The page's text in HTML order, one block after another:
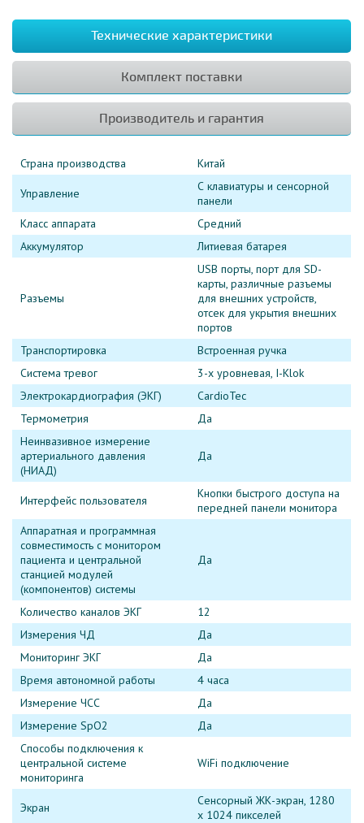
Технические характеристики
Комплект поставки
Производитель и гарантия
Страна производства Китай
Управление
С клавиатуры и сенсорной
панели
Класс аппарата
Средний
Аккумулятор
Литиевая батарея
Разъемы
USB порты, порт для SD-
карты, различные разъемы
для внешних устройств,
отсек для укрытия внешних
портов
Транспортировка
Встроенная ручка
Система тревог
3-х уровневая, I-Klok
Электрокардиография (ЭКГ)
CardioTec
Термометрия
Да
Неинвазивное измерение
артериального давления
(НИАД)
Да
Интерфейс пользователя
Кнопки быстрого доступа на
передней панели монитора
Аппаратная и программная
совместимость с монитором
пациента и центральной
станцией модулей
(компонентов) системы
Да
Количество каналов ЭКГ
12
Измерения ЧД
Да
Мониторинг ЭКГ
Да
Время автономной работы
4 часа
Измерение ЧСС
Да
Измерение SpO2
Да
Способы подключения к
центральной системе
мониторинга
WiFi подключение
Экран
Сенсорный ЖК-экран, 1280
x 1024 пикселей